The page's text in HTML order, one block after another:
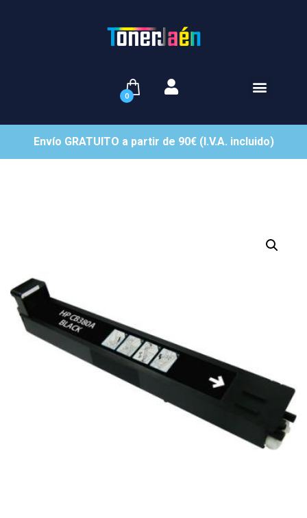
0
Envío GRATUITO a partir de 90€ (I.V.A. incluido)